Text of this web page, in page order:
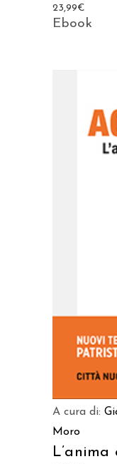
23,99€
Ebook
A cura di:
Moro